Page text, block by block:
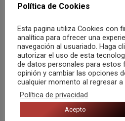
empezó a darle a los platos.
escuchar el mejor sonido y si
nos importo mucho porque
el Alicante Summer…
Política de Cookies
Esta pagina utiliza Cookies con
analítica para ofrecer una
navegación al usuariado. Haga
autorizar el uso de esta
de datos personales para estos
opinión y cambiar las opciones
cualquier momento al regresar
Política de privacidad
Acepto